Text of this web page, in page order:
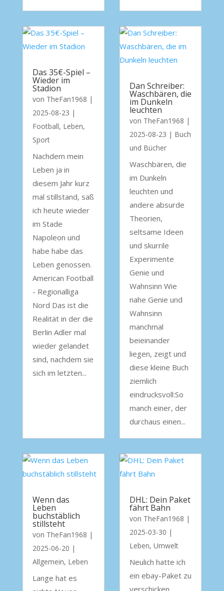
Das 35€-Spiel –
Wieder im
Stadion
von TheFan1968 |
2025-08-23 |
Football, Leben,
Sport
Nachdem mein
Leben ja in
diesem Jahr kurz
mal stillstand, saß
ich heute wieder
im Stade
Napoleon und
habe habe das
Leben genossen.
American Football
- Regionalliga
Nord Das ist die
Realität in der die
Berlin Adler mal
wieder gelandet
sind, nachdem sie
sich im letzten...
Dan Schreiber:
Waschbären, die
im Dunkeln
leuchten
von TheFan1968 |
2025-08-23 | Buch
und Bücher
Waschbären, die
im Dunkeln
leuchten und
andere absurde
Theorien,
seltsame Ideen
und skurrile
Experimente
Genie und
Wahnsinn Wie
nahe Genie und
Wahnsinn
manchmal
beieinander
liegen, zeigt und
diese kleine Buch
ziemlich
eindrucksvoll:So
manch einer, der
durchaus einen...
Wenn das
Leben
buchstäblich
stillsteht
von TheFan1968 |
2025-06-20 |
Allgemein, Leben
Lange hat es
DHL: Dein Paket
fährt Bahn
von TheFan1968 |
2025-03-30 |
Leben, Umwelt
Neulich hatte ich
ein ebay-Paket zu
verschicken.